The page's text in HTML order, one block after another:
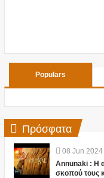
Populars
Πρόσφατα
08 Jun 2024
Annunaki : Η
σκοπού τους